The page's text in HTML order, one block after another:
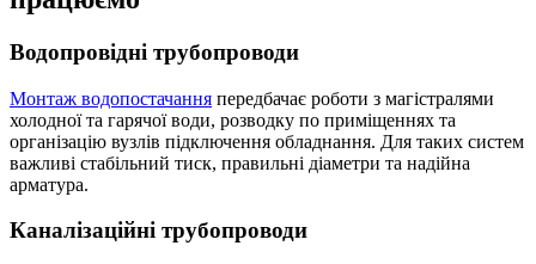
Водопровідні трубопроводи
Монтаж водопостачання передбачає роботи з магістралями
холодної та гарячої води, розводку по приміщеннях та
організацію вузлів підключення обладнання. Для таких систем
важливі стабільний тиск, правильні діаметри та надійна
арматура.
Каналізаційні трубопроводи